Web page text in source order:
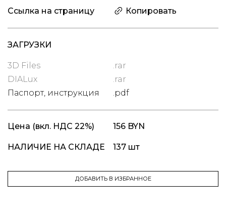
Ссылка на страницу Копировать
ЗАГРУЗКИ
3D Files
.rar
DIALux
.rar
Паспорт, инструкция
.pdf
Цена (вкл. НДС 22%) 156 BYN
НАЛИЧИЕ НА СКЛАДЕ 137 шт
ДОБАВИТЬ В ИЗБРАННОЕ